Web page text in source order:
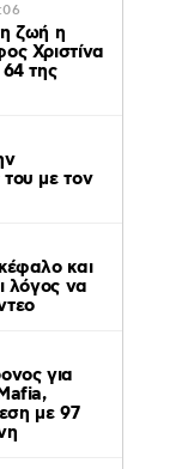
ζωή η
Χριστίνα
της
με τον
και
λόγος να
για
με 97